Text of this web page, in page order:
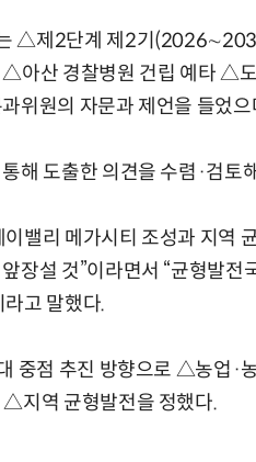
△제2단계 제2기
△아산 경찰병원 건립 예타 △
위원의 자문과 제언을 들었
해 도출한 의견을 수렴·검토
이밸리 메가시티 조성과 지역
장설 것”이라면서 “균형발
라고 말했다.
중점 추진 방향으로 △농업
지역 균형발전을 정했다.